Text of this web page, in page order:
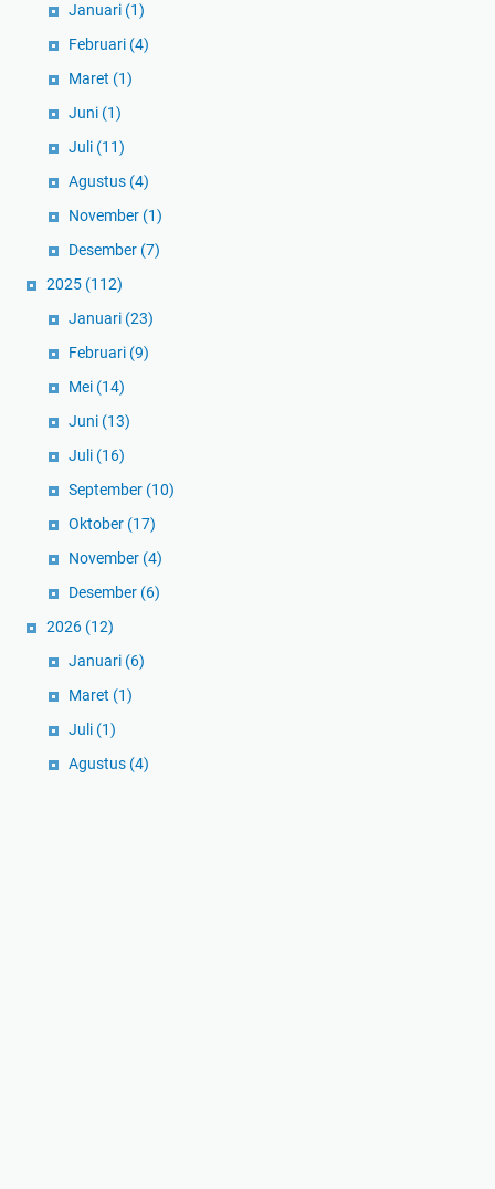
Januari (1)
Februari (4)
Maret (1)
Juni (1)
Juli (11)
Agustus (4)
November (1)
Desember (7)
2025 (112)
Januari (23)
Februari (9)
Mei (14)
Juni (13)
Juli (16)
September (10)
Oktober (17)
November (4)
Desember (6)
2026 (12)
Januari (6)
Maret (1)
Juli (1)
Agustus (4)